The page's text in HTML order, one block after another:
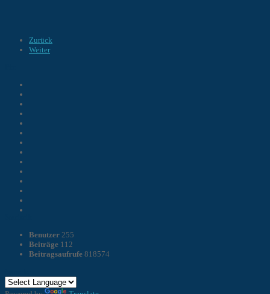
Zurück
Weiter
Benutzer 255
Beiträge 112
Beitragsaufrufe 818574